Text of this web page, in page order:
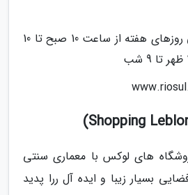
ساعات کار: تمامی روزهای هفته از ساعت 10 صبح تا 10
های لوکس با معماری سنتی
بسیار زیبا و ایده آل ررا پدید